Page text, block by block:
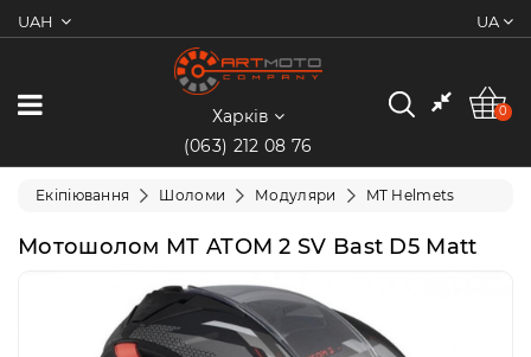
UAH UA
0
Категорії
Мотоцикли
Харків
(063) 212 08 76
0
Екіпіювання Шоломи Модуляри MT Helmets
Мотошолом MT ATOM 2 SV Bast D5 Matt